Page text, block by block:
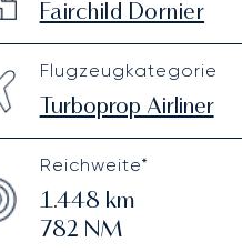
Fairchild Dornier
Flugzeugkategorie
Turboprop Airliner
Reichweite*
1.448 km
782 NM